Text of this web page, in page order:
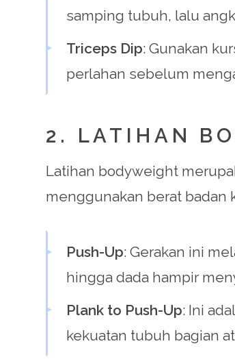
samping tubuh, lalu
Triceps Dip: Gunakan
perlahan sebelum
2. LATIHAN
Latihan bodyweight
menggunakan berat badan
Push-Up: Gerakan ini
hingga dada hampir
Plank to Push-Up: Ini
kekuatan tubuh bagian